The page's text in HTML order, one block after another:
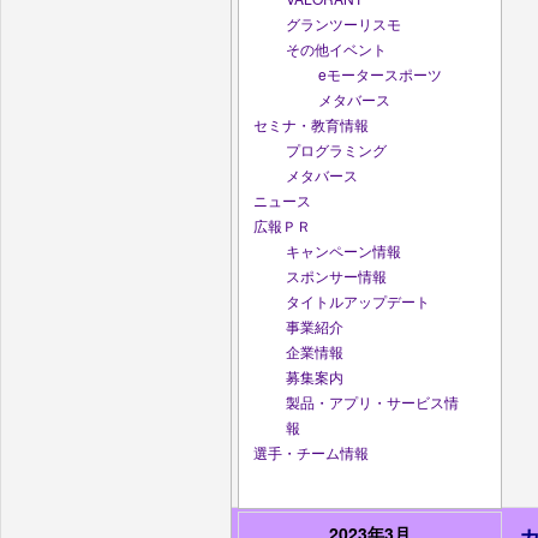
グランツーリスモ
その他イベント
eモータースポーツ
メタバース
セミナ・教育情報
プログラミング
メタバース
ニュース
広報ＰＲ
キャンペーン情報
スポンサー情報
タイトルアップデート
事業紹介
企業情報
募集案内
製品・アプリ・サービス情
報
選手・チーム情報
2023年3月